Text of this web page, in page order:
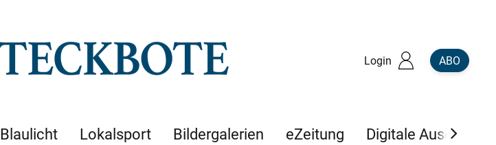
Login ABO
Blaulicht Lokalsport Bildergalerien eZeitung Digitale Ausgaben